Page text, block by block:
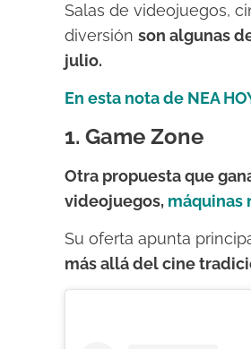
Salas de videojuegos,
diversión son algunas
julio.
En esta nota de NEA
1. Game Zone
Otra propuesta que
videojuegos, máquinas
Su oferta apunta
más allá del cine